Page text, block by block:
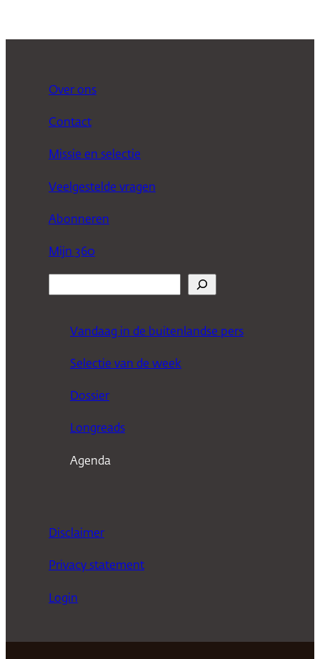
Over ons
Contact
Missie en selectie
Veelgestelde vragen
Abonneren
Mijn 360
Vandaag in de buitenlandse pers
Selectie van de week
Dossier
Longreads
Agenda
Disclaimer
Privacy statement
Login